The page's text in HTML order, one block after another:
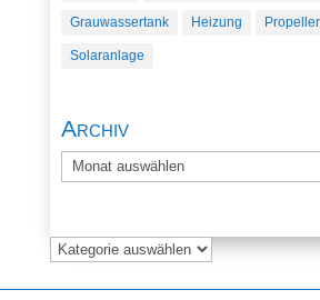
Grauwassertank Heizung Propeller
Solaranlage
Archiv
Archiv